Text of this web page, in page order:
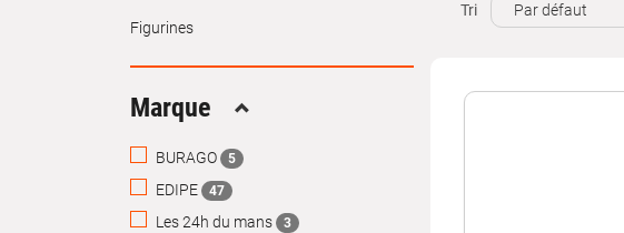
Figurines
Marque Replier
BURAGO 5
EDIPE 47
Les 24h du mans 3
Tri Par défaut